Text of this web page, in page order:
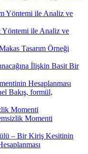
Yöntemi ile Analiz ve
ile Analiz ve
Tasarım Örneği
İlişkin Basit Bir
Hesaplanması
Bakış, formül,
Momenti
Momenti
– Bir Kiriş Kesitinin